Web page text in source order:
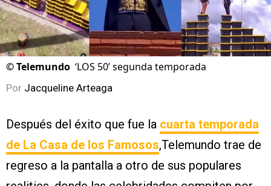
©Telemundo ‘LOS 50’ segunda temporada
Por Jacqueline Arteaga
Después del éxito que fue la cuarta temporada
de La Casa de los Famosos,Telemundo trae de
regreso a la pantalla a otro de sus populares